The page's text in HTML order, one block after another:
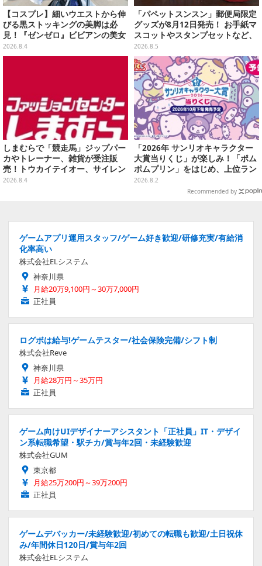
【コスプレ】細いウエストから伸
びる黒ストッキングの美脚は必
見！『ゼンゼロ』ビビアンの美女
レイヤーが優雅に降臨【写真9
枚】
2026.8.4
「パペットスンスン」郵便局限定
グッズが8月12日発売！ お手紙マ
スコットやスタンプセットなど、
可愛すぎる全5アイテムがライン
ナップ
2026.8.5
しまむらで「競走馬」ジップパー
カやトレーナー、雑貨が受注販
売！トウカイテイオー、サイレン
ススズカなど名馬5頭をデザイン
2026.8.4
「2026年 サンリオキャラクター
大賞当りくじ」が楽しみ！「ポム
ポムプリン」をはじめ、上位ラン
クインが登場するスペシャル企画
2026.8.2
Recommended by
ゲームアプリ運用スタッフ/ゲーム好き歓迎/研修充実/有給消
化率高い
株式会社ELシステム
神奈川県
月給20万9,100円～30万7,000円
正社員
ログボは給与!ゲームテスター/社会保険完備/シフト制
株式会社Reve
神奈川県
月給28万円～35万円
正社員
ゲーム向けUIデザイナーアシスタント「正社員」IT・デザイ
ン系転職希望・駅チカ/賞与年2回・未経験歓迎
株式会社GUM
東京都
月給25万200円～39万200円
正社員
ゲームデバッカー/未経験歓迎/初めての転職も歓迎/土日祝休
み/年間休日120日/賞与年2回
株式会社ELシステム